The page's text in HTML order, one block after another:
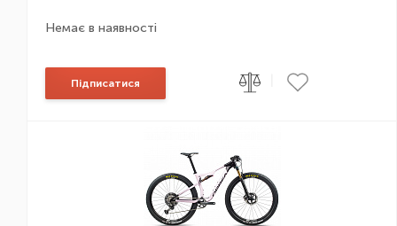
Немає в наявності
Підписатися